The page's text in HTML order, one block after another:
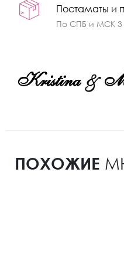
Постаматы и
По СПБ и МСК 3
ПОХОЖИЕ